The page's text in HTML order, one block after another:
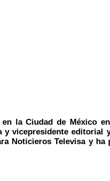
la Ciudad de México
vicepresidente editorial
Noticieros Televisa y